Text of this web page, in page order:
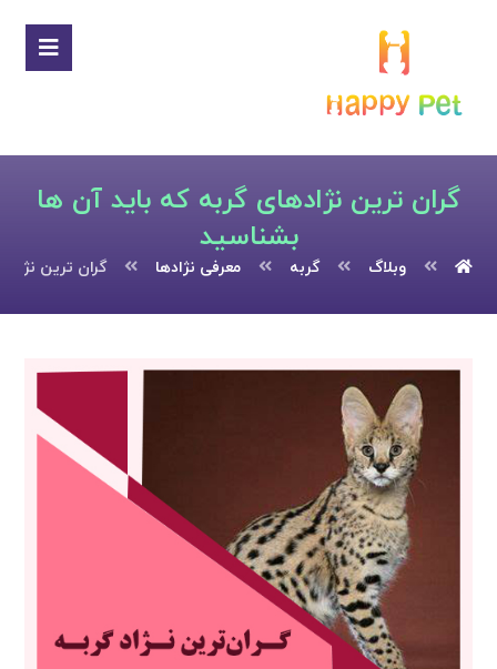
گران ترین نژادهای گربه که باید آن ها
بشناسید
وبلاگ گربه معرفی نژادها گران ترین